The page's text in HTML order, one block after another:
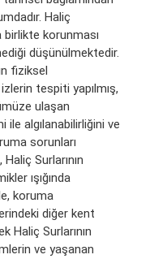
Haliç
birlikte korunması
düşünülmektedir.
ﬁziksel
tespiti yapılmış,
ulaşan
algılanabilirliğini ve
sorunları
Surlarının
ışığında
koruma
diğer kent
Haliç Surlarının
ve yaşanan